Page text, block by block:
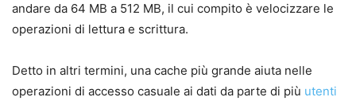
andare da 64 MB a 512 MB, il cui compito è velocizzare le
operazioni di lettura e scrittura.
Detto in altri termini, una cache più grande aiuta nelle
operazioni di accesso casuale ai dati da parte di più utenti